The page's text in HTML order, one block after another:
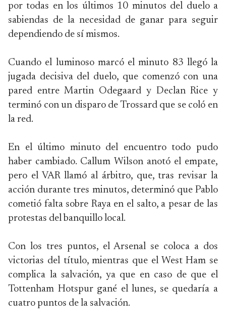
por todas en los últimos 10 minutos del duelo a
sabiendas de la necesidad de ganar para seguir
dependiendo de sí mismos.
Cuando el luminoso marcó el minuto 83 llegó la
jugada decisiva del duelo, que comenzó con una
pared entre Martin Odegaard y Declan Rice y
terminó con un disparo de Trossard que se coló en
la red.
En el último minuto del encuentro todo pudo
haber cambiado. Callum Wilson anotó el empate,
pero el VAR llamó al árbitro, que, tras revisar la
acción durante tres minutos, determinó que Pablo
cometió falta sobre Raya en el salto, a pesar de las
protestas del banquillo local.
Con los tres puntos, el Arsenal se coloca a dos
victorias del título, mientras que el West Ham se
complica la salvación, ya que en caso de que el
Tottenham Hotspur gané el lunes, se quedaría a
cuatro puntos de la salvación.